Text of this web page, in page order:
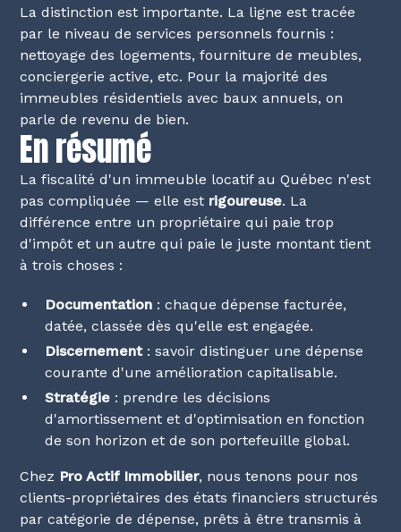
La distinction est importante. La ligne est tracée
par le niveau de services personnels fournis :
nettoyage des logements, fourniture de meubles,
conciergerie active, etc. Pour la majorité des
immeubles résidentiels avec baux annuels, on
parle de revenu de bien.
En résumé
La fiscalité d'un immeuble locatif au Québec n'est
pas compliquée — elle est rigoureuse. La
différence entre un propriétaire qui paie trop
d'impôt et un autre qui paie le juste montant tient
à trois choses :
Documentation : chaque dépense facturée,
datée, classée dès qu'elle est engagée.
Discernement: savoir distinguer une dépense
courante d'une amélioration capitalisable.
Stratégie : prendre les décisions
d'amortissement et d'optimisation en fonction
de son horizon et de son portefeuille global.
Chez Pro Actif Immobilier, nous tenons pour nos
clients-propriétaires des états financiers structurés
par catégorie de dépense, prêts à être transmis à